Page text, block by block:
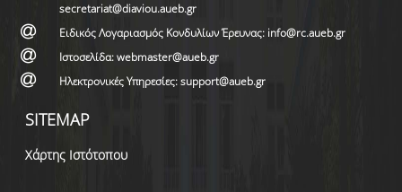
secretariat@diaviou.aueb.gr
Ειδικός Λογαριασμός Κονδυλίων Έρευνας: info@rc.aueb.gr
Ιστοσελίδα: webmaster@aueb.gr
Ηλεκτρονικές Υπηρεσίες: support@aueb.gr
SITEMAP
Χάρτης Ιστότοπου